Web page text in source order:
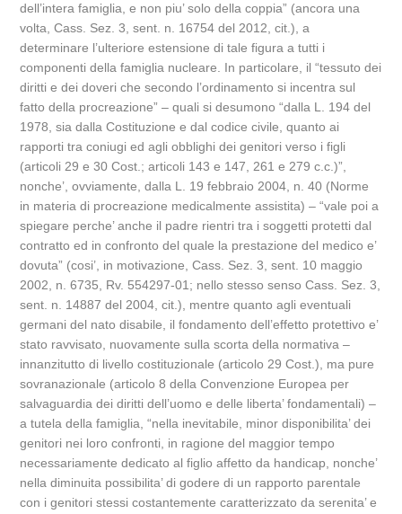
dell’intera famiglia, e non piu’ solo della coppia” (ancora una
volta, Cass. Sez. 3, sent. n. 16754 del 2012, cit.), a
determinare l’ulteriore estensione di tale figura a tutti i
componenti della famiglia nucleare. In particolare, il “tessuto dei
diritti e dei doveri che secondo l’ordinamento si incentra sul
fatto della procreazione” – quali si desumono “dalla L. 194 del
1978, sia dalla Costituzione e dal codice civile, quanto ai
rapporti tra coniugi ed agli obblighi dei genitori verso i figli
(articoli 29 e 30 Cost.; articoli 143 e 147, 261 e 279 c.c.)”,
nonche’, ovviamente, dalla L. 19 febbraio 2004, n. 40 (Norme
in materia di procreazione medicalmente assistita) – “vale poi a
spiegare perche’ anche il padre rientri tra i soggetti protetti dal
contratto ed in confronto del quale la prestazione del medico e’
dovuta” (cosi’, in motivazione, Cass. Sez. 3, sent. 10 maggio
2002, n. 6735, Rv. 554297-01; nello stesso senso Cass. Sez. 3,
sent. n. 14887 del 2004, cit.), mentre quanto agli eventuali
germani del nato disabile, il fondamento dell’effetto protettivo e’
stato ravvisato, nuovamente sulla scorta della normativa –
innanzitutto di livello costituzionale (articolo 29 Cost.), ma pure
sovranazionale (articolo 8 della Convenzione Europea per
salvaguardia dei diritti dell’uomo e delle liberta’ fondamentali) –
a tutela della famiglia, “nella inevitabile, minor disponibilita’ dei
genitori nei loro confronti, in ragione del maggior tempo
necessariamente dedicato al figlio affetto da handicap, nonche’
nella diminuita possibilita’ di godere di un rapporto parentale
con i genitori stessi costantemente caratterizzato da serenita’ e